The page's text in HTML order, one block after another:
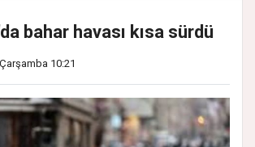
bahar havası kısa sürdü
10:21